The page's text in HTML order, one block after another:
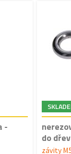
-
do
závity